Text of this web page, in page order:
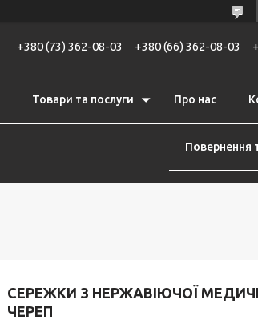
+380 (73) 362-08-03 +380 (66) 362-08-03
Товари та послуги Про нас
Повернення
СЕРЕЖКИ З НЕРЖАВІЮЧОЇ
ЧЕРЕП